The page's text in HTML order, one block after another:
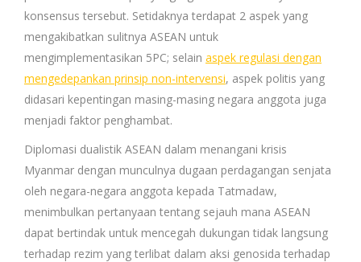
konsensus tersebut. Setidaknya terdapat 2 aspek yang
mengakibatkan sulitnya ASEAN untuk
mengimplementasikan 5PC; selain aspek regulasi dengan
mengedepankan prinsip non-intervensi, aspek politis yang
didasari kepentingan masing-masing negara anggota juga
menjadi faktor penghambat.
Diplomasi dualistik ASEAN dalam menangani krisis
Myanmar dengan munculnya dugaan perdagangan senjata
oleh negara-negara anggota kepada Tatmadaw,
menimbulkan pertanyaan tentang sejauh mana ASEAN
dapat bertindak untuk mencegah dukungan tidak langsung
terhadap rezim yang terlibat dalam aksi genosida terhadap